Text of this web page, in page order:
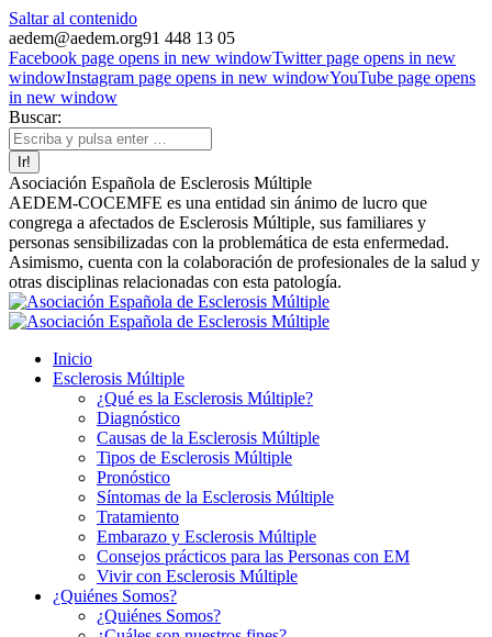
Saltar al contenido
aedem@aedem.org91 448 13 05
Facebook page opens in new windowTwitter page opens in new
windowInstagram page opens in new windowYouTube page opens
in new window
Buscar:
Asociación Española de Esclerosis Múltiple
AEDEM-COCEMFE es una entidad sin ánimo de lucro que
congrega a afectados de Esclerosis Múltiple, sus familiares y
personas sensibilizadas con la problemática de esta enfermedad.
Asimismo, cuenta con la colaboración de profesionales de la salud y
otras disciplinas relacionadas con esta patología.
Inicio
Esclerosis Múltiple
¿Qué es la Esclerosis Múltiple?
Diagnóstico
Causas de la Esclerosis Múltiple
Tipos de Esclerosis Múltiple
Pronóstico
Síntomas de la Esclerosis Múltiple
Tratamiento
Embarazo y Esclerosis Múltiple
Consejos prácticos para las Personas con EM
Vivir con Esclerosis Múltiple
¿Quiénes Somos?
¿Quiénes Somos?